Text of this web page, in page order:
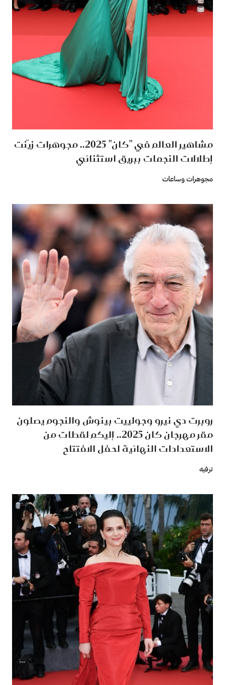
مشاهير العالم في "كان" 2025.. مجوهرات زيّنت
إطلالات النجمات ببريق استثنائي
مجوهرات وساعات
روبرت دي نيرو وجولييت بينوش والنجوم يصلون
مقر مهرجان كان 2025.. إليكم لقطات من
الاستعدادات النهائية لحفل الافتتاح
ترفيه